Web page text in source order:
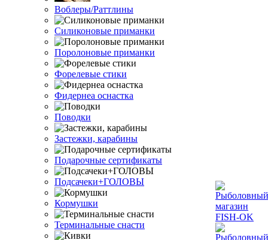
Воблеры/Раттлины
Силиконовые приманки
Поролоновые приманки
Форелевые стики
Фидернеа оснастка
Поводки
Застежки, карабины
Подарочные сертификаты
Подсачеки+ГОЛОВЫ
Кормушки
Терминальные снасти